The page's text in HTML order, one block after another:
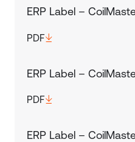
ERP Label –
PDF
ERP Label –
PDF
ERP Label –